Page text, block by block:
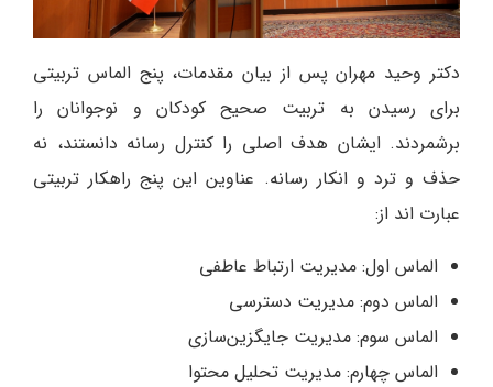
دکتر وحید مهران پس از بیان مقدمات، پنج الماس تربیتی
برای رسیدن به تربیت صحیح کودکان و نوجوانان را
برشمردند. ایشان هدف اصلی را کنترل رسانه دانستند، نه
حذف و ترد و انکار رسانه. عناوین این پنج راهکار تربیتی
عبارت اند از:
الماس اول: مدیریت ارتباط عاطفی
الماس دوم: مدیریت دسترسی
الماس سوم: مدیریت جایگزین‌سازی
الماس چهارم: مدیریت تحلیل محتوا